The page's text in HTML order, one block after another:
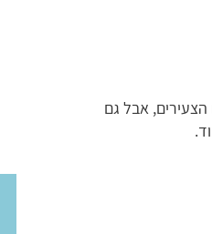
הצעירים, אבל גם